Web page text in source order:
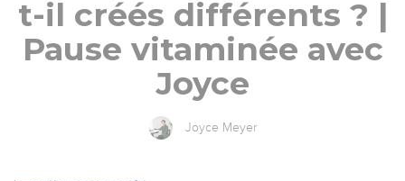
t-il créés différents ? |
Pause vitaminée avec
Joyce
Joyce Meyer